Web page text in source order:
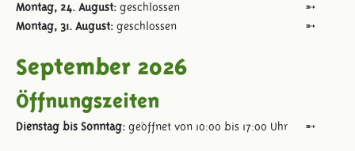
Montag, 24. August: geschlossen
Montag, 31. August: geschlossen
September 2026
Öffnungszeiten
Dienstag bis Sonntag: geöffnet von 10:00 bis 17:00 Uhr